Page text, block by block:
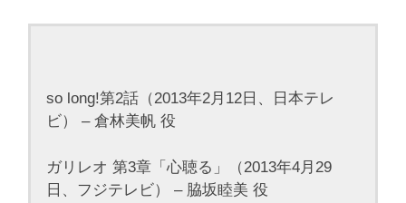
so long!第2話（2013年2月12日、日本テレ
ビ） – 倉林美帆 役
ガリレオ 第3章「心聴る」（2013年4月29
日、フジテレビ） – 脇坂睦美 役